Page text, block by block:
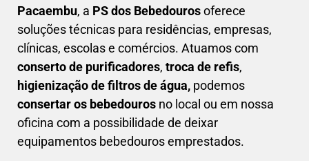
Pacaembu, a PS dos Bebedourosoferece
soluções técnicas para residências, empresas,
clínicas, escolas e comércios. Atuamos com
conserto de purificadores, troca de refis,
higienização de filtros de água, podemos
consertar os bebedouros no local ou em nossa
oficina com a possibilidade de deixar
equipamentos bebedouros emprestados.